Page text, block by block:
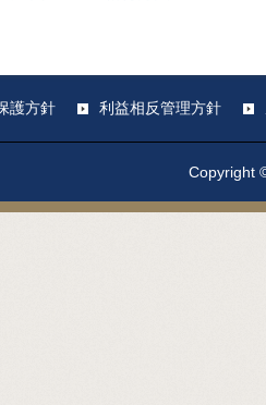
護方針 利益相反管理方針
Copyright